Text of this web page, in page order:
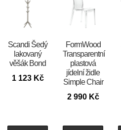
Scandi Šedý
lakovaný
věšák Bond
1 123 Kč
FormWood
Transparentní
plastová
jídelní židle
Simple Chair
2 990 Kč